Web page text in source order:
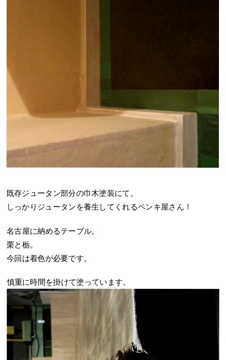
既存ジュータン部分の巾木塗装にて。
しっかりジュータンを養生してくれるペンキ屋さん！
名古屋に納めるテーブル。
栗と栃。
今回は着色が必要です。
慎重に時間を掛けて塗っています。